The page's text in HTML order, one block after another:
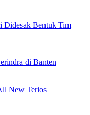
Didesak Bentuk Tim
di Banten
New Terios